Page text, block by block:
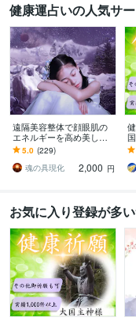
健康運占いの人気サ
遠隔美容整体で顔眼肌の
エネルギーを高め美しく
します この遠隔のエネル
ギーで美しさを醸し出し
てください
5.0 (229)
魂の具現化
2,000 円
お気に入り登録が多